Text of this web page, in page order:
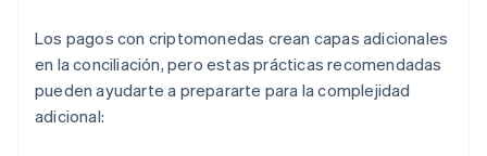
Los pagos con criptomonedas crean capas adicionales
en la conciliación, pero estas prácticas recomendadas
pueden ayudarte a prepararte para la complejidad
adicional: